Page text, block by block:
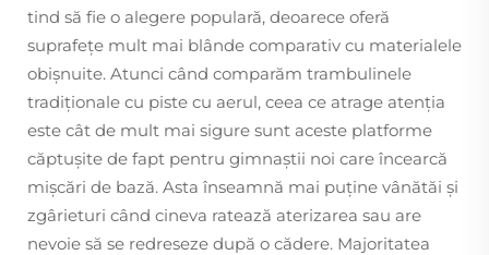
tind să fie o alegere populară, deoarece oferă
suprafețe mult mai blânde comparativ cu materialele
obișnuite. Atunci când comparăm trambulinele
tradiționale cu piste cu aerul, ceea ce atrage atenția
este cât de mult mai sigure sunt aceste platforme
căptușite de fapt pentru gimnaștii noi care încearcă
mișcări de bază. Asta înseamnă mai puține vânătăi și
zgârieturi când cineva ratează aterizarea sau are
nevoie să se redreseze după o cădere. Majoritatea